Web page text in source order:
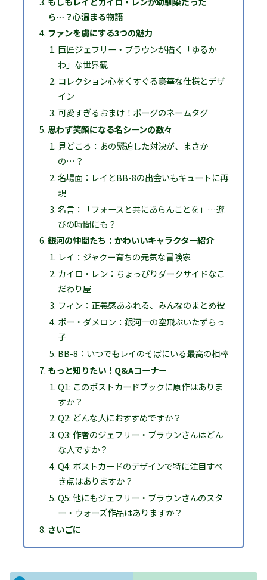
ら…？心温まる物語
ファンを虜にする3つの魅力
巨匠ジェフリー・ブラウンが描く「ゆるか
わ」な世界観
コレクション心をくすぐる豪華な仕様とデザ
イン
可愛すぎるおまけ！ポーグのネームタグ
思わず笑顔になる名シーンの数々
見どころ：あの緊迫した対決が、まさか
の…？
名場面：レイとBB-8の出会いもキュートに再
現
名言：「フォースと共にあらんことを」…遊
びの時間にも？
銀河の仲間たち：かわいいキャラクター紹介
レイ：ジャクー育ちの元気な冒険家
カイロ・レン：ちょっぴりダークサイドなこ
だわり屋
フィン：正義感あふれる、みんなのまとめ役
ポー・ダメロン：銀河一の空飛ぶいたずらっ
子
BB-8：いつでもレイのそばにいる最高の相棒
もっと知りたい！Q&Aコーナー
Q1: このポストカードブックに原作はありま
すか？
Q2: どんな人におすすめですか？
Q3: 作者のジェフリー・ブラウンさんはどん
な人ですか？
Q4: ポストカードのデザインで特に注目すべ
き点はありますか？
Q5: 他にもジェフリー・ブラウンさんのスタ
ー・ウォーズ作品はありますか？
さいごに